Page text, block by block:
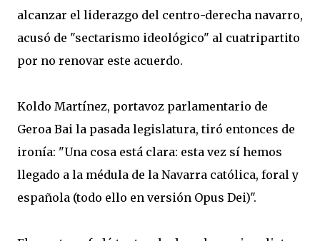
alcanzar el liderazgo del centro-derecha navarro,
acusó de "sectarismo ideológico" al cuatripartito
por no renovar este acuerdo.
Koldo Martínez, portavoz parlamentario de
Geroa Bai la pasada legislatura, tiró entonces de
ironía: "Una cosa está clara: esta vez sí hemos
llegado a la médula de la Navarra católica, foral y
española (todo ello en versión Opus Dei)".